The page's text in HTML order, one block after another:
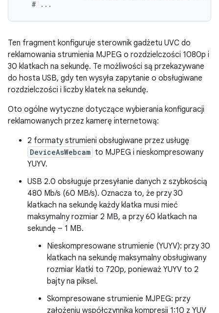
Ten fragment konfiguruje sterownik gadżetu UVC do
reklamowania strumienia MJPEG o rozdzielczości 1080p i
30 klatkach na sekundę. Te możliwości są przekazywane
do hosta USB, gdy ten wysyła zapytanie o obsługiwane
rozdzielczości i liczby klatek na sekundę.
Oto ogólne wytyczne dotyczące wybierania konfiguracji
reklamowanych przez kamerę internetową:
2 formaty strumieni obsługiwane przez usługę
DeviceAsWebcam to MJPEG i nieskompresowany
YUYV.
USB 2.0 obsługuje przesyłanie danych z szybkością
480 Mb/s (60 MB/s). Oznacza to, że przy 30
klatkach na sekundę każdy klatka musi mieć
maksymalny rozmiar 2 MB, a przy 60 klatkach na
sekundę – 1 MB.
Nieskompresowane strumienie (YUYV): przy 30
klatkach na sekundę maksymalny obsługiwany
rozmiar klatki to 720p, ponieważ YUYV to 2
bajty na piksel.
Skompresowane strumienie MJPEG: przy
założeniu współczynnika kompresji 1:10 z YUV